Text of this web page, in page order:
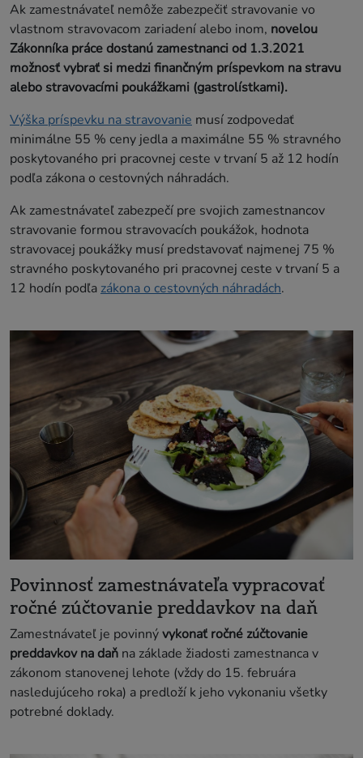
Ak zamestnávateľ nemôže zabezpečiť stravovanie vo
vlastnom stravovacom zariadení alebo inom, novelou
Zákonníka práce dostanú zamestnanci od 1.3.2021
možnosť vybrať si medzi finančným príspevkom na stravu
alebo stravovacími poukážkami (gastrolístkami).
Výška príspevku na stravovanie musí zodpovedať
minimálne 55 % ceny jedla a maximálne 55 % stravného
poskytovaného pri pracovnej ceste v trvaní 5 až 12 hodín
podľa zákona o cestovných náhradách.
Ak zamestnávateľ zabezpečí pre svojich zamestnancov
stravovanie formou stravovacích poukážok, hodnota
stravovacej poukážky musí predstavovať najmenej 75 %
stravného poskytovaného pri pracovnej ceste v trvaní 5 a
12 hodín podľa zákona o cestovných náhradách.
Povinnosť zamestnávateľa vypracovať
ročné zúčtovanie preddavkov na daň
Zamestnávateľ je povinnývykonať ročné zúčtovanie
preddavkov na daň na základe žiadosti zamestnanca v
zákonom stanovenej lehote (vždy do 15. februára
nasledujúceho roka) a predloží k jeho vykonaniu všetky
potrebné doklady.